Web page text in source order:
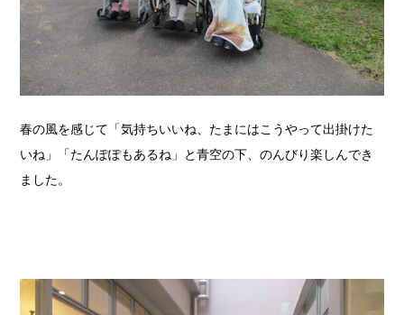
春の風を感じて「気持ちいいね、たまにはこうやって出掛けた
いね」「たんぽぽもあるね」と青空の下、のんびり楽しんでき
ました。